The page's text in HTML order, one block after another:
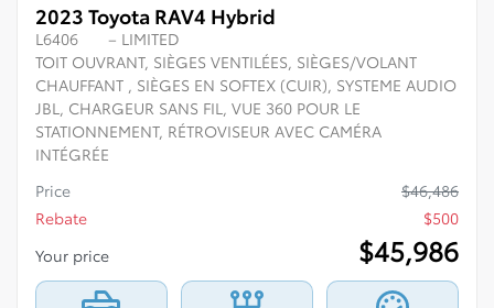
2023 Toyota RAV4 Hybrid
L6406
– LIMITED
TOIT OUVRANT, SIÈGES VENTILÉES, SIÈGES/VOLANT
CHAUFFANT , SIÈGES EN SOFTEX (CUIR), SYSTEME AUDIO
JBL, CHARGEUR SANS FIL, VUE 360 POUR LE
STATIONNEMENT, RÉTROVISEUR AVEC CAMÉRA
INTÉGRÉE
Price
$46,486
Rebate
$500
Your price
$45,986